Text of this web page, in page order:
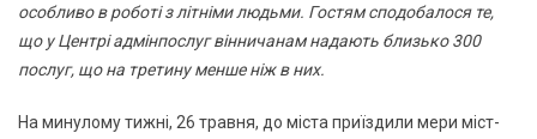
особливо в роботі з літніми людьми. Гостям сподобалося те,
що у Центрі адмінпослуг вінничанам надають близько 300
послуг, що на третину менше ніж в них.
На минулому тижні, 26 травня, до міста приїздили мери міст-